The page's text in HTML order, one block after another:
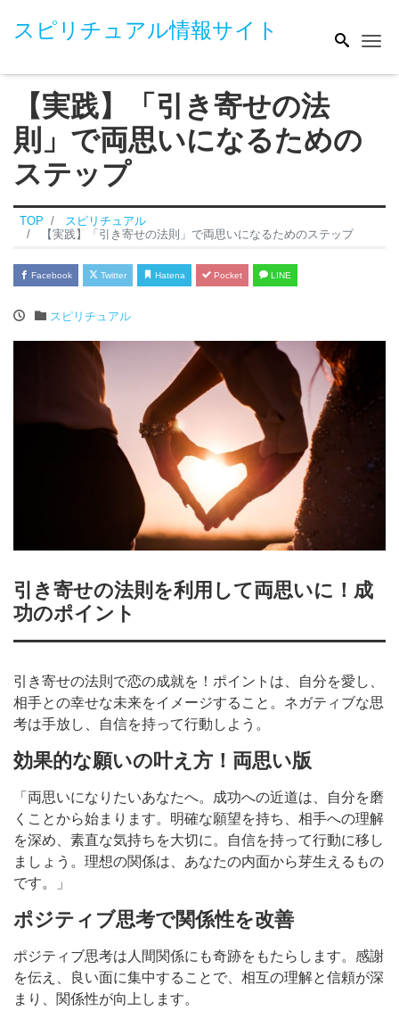
スピリチュアル情報サイト
【実践】「引き寄せの法
則」で両思いになるための
ステップ
TOP
スピリチュアル
【実践】「引き寄せの法則」で両思いになるためのステップ
Facebook Twitter Hatena Pocket LINE
スピリチュアル
引き寄せの法則を利用して両思いに！成
功のポイント
引き寄せの法則で恋の成就を！ポイントは、自分を愛し、
相手との幸せな未来をイメージすること。ネガティブな思
考は手放し、自信を持って行動しよう。
効果的な願いの叶え方！両思い版
「両思いになりたいあなたへ。成功への近道は、自分を磨
くことから始まります。明確な願望を持ち、相手への理解
を深め、素直な気持ちを大切に。自信を持って行動に移し
ましょう。理想の関係は、あなたの内面から芽生えるもの
です。」
ポジティブ思考で関係性を改善
ポジティブ思考は人間関係にも奇跡をもたらします。感謝
を伝え、良い面に集中することで、相互の理解と信頼が深
まり、関係性が向上します。